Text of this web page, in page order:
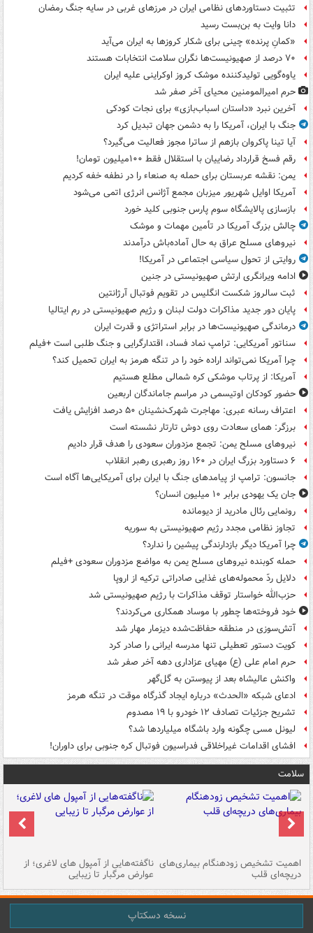
تثبیت دستاوردهای نظامی ایران در مرزهای غربی در سایه جنگ رمضان
دانا وایت به بن‌بست رسید
«کمانِ پرنده» چینی برای شکار کروزها به ایران می‌آید
۷۰ درصد از صهیونیست‌ها نگران سلامت انتخابات هستند
یاوه‌گویی تولیدکننده موشک کروز اوکراینی علیه ایران
حرم امیرالمومنین محیای آخر صفر شد
آخرین نبرد «داستان اسباب‌بازی» برای نجات کودکی
جنگ با ایران، آمریکا را به دشمن جهان تبدیل کرد
آیا تینا پاکروان بازهم از ساترا مجوز فعالیت می‌گیرد؟
رقم فسخ قرارداد رضاییان با استقلال فقط ۱۰۰میلیون تومان!
یمن: نقشه عربستان برای حمله به صنعاء را در نطفه خفه کردیم
آمریکا اوایل شهریور میزبان مجمع آژانس انرژی اتمی می‌شود
بازسازی پالایشگاه سوم پارس جنوبی کلید خورد
چالش بزرگ آمریکا در تأمین مهمات و موشک
نیروهای مسلح عراق به حال آماده‌باش درآمدند
روایتی از تحول سیاسی اجتماعی در آمریکا!
ادامه ویرانگری ارتش صهیونیستی در جنین
ثبت سالروز شکست انگلیس در تقویم فوتبال آرژانتین
پایان دور جدید مذاکرات دولت لبنان و رژیم صهیونیستی در رم ایتالیا
درماندگی صهیونیست‌ها در برابر استراتژی و قدرت ایران
سناتور آمریکایی: ترامپ نماد فساد، اقتدارگرایی و جنگ طلبی است +فیلم
چرا آمریکا نمی‌تواند اراده خود را در تنگه هرمز به ایران تحمیل کند؟
آمریکا: از پرتاب موشکی کره شمالی مطلع هستیم
حضور کودکان اوتیسمی در مراسم جاماندگان اربعین
اعتراف رسانه عبری: مهاجرت شهرک‌نشینان ۵۰ درصد افزایش یافت
برزگر: همای سعادت روی دوش تارتار نشسته است
نیروهای مسلح یمن: تجمع مزدوران سعودی را هدف قرار دادیم
۶ دستاورد بزرگ ایران در ۱۶۰ روز رهبری رهبر انقلاب
جانسون: ترامپ از پیامدهای جنگ با ایران برای آمریکایی‌ها آگاه است
جان یک یهودی برابر ۱۰ میلیون انسان؟
رونمایی رئال مادرید از دیومانده
تجاوز نظامی مجدد رژیم صهیونیستی به سوریه
چرا آمریکا دیگر بازدارندگی پیشین را ندارد؟
حمله کوبنده نیروهای مسلح یمن به مواضع مزدوران سعودی +فیلم
دلایل ردّ محموله‌های غذایی صادراتی ترکیه از اروپا
حزب‌الله خواستار توقف مذاکرات با رژیم صهیونیستی شد
خود فروخته‌ها چطور با موساد همکاری می‌کردند؟
آتش‌سوزی در منطقه حفاظت‌شده دیزمار مهار شد
کویت دستور تعطیلی تنها مدرسه ایرانی را صادر کرد
حرم امام علی (ع) مهیای عزاداری دهه آخر صفر شد
واکنش عالیشاه بعد از پیوستن به گل‌گهر
ادعای شبکه «الحدث» درباره ایجاد گذرگاه موقت در تنگه هرمز
تشریح جزئیات تصادف ۱۲ خودرو با ۱۹ مصدوم
لیونل مسی چگونه وارد باشگاه میلیاردها شد؟
افشای اقدامات غیراخلاقی فدراسیون فوتبال کره جنوبی برای داوران!
سلامت
اهمیت تشخیص زودهنگام بیماری‌های
دریچه‌ای قلب
ناگفته‌هایی از آمپول های لاغری؛ از
عوارض مرگبار تا زیبایی
نسخه دسکتاپ